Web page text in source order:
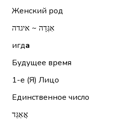
Женский род
אִגְּדָה ~ איגדה
игда
Будущее время
1-е (Я) Лицо
Единственное число
אֲאַגֵּד